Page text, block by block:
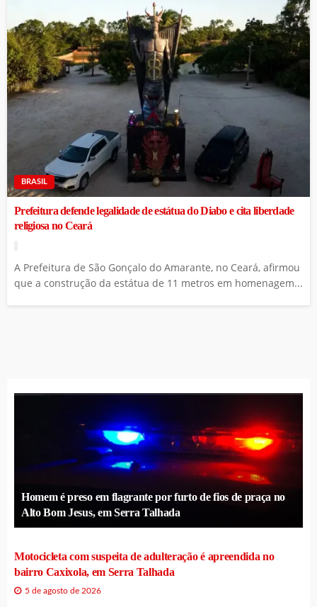
BRASIL
Prefeitura defende legalidade de estátua do Diabo e cita liberdade
religiosa no Ceará
A Prefeitura de São Gonçalo do Amarante, no Ceará, afirmou
que a construção da estátua de 11 metros em homenagem...
Homem é preso em flagrante por furto de fios de praça no
Alto Bom Jesus, em Serra Talhada
Motocicleta com suspeita de adulteração é apreendida no
bairro Caxixola, em Serra Talhada
5 de agosto de 2026